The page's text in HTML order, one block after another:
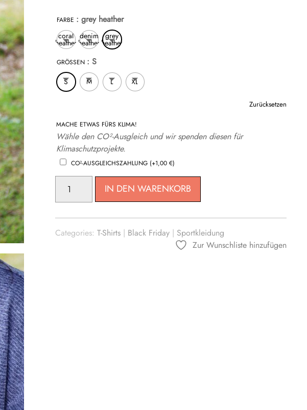
FARBE : grey heather
coral
heather
denim
heather
grey
heather
GRÖSSEN : S
S M L XL
Zurücksetzen
MACHE ETWAS FÜRS KLIMA!
Wähle den CO²-Ausgleich und wir spenden diesen für
Klimaschutzprojekte.
CO²-AUSGLEICHSZAHLUNG (+1,00 €)
MOVE
|
IN DEN WARENKORB
Categories: T-Shirts| Black Friday| Sportkleidung
Zur Wunschliste hinzufügen